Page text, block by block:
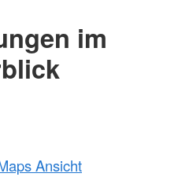
im
Ansicht